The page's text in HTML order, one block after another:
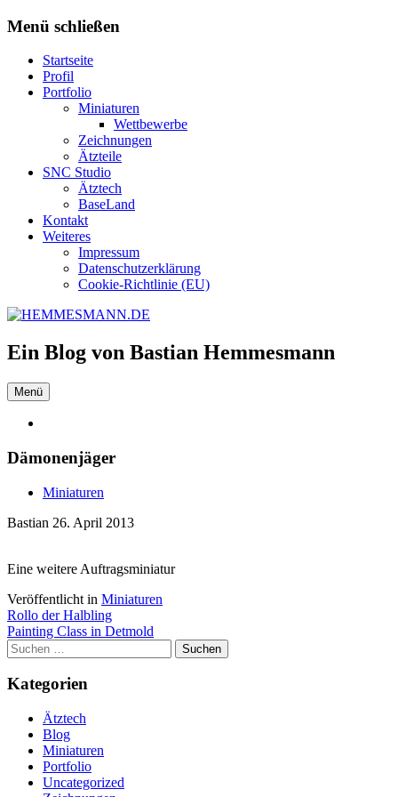
Zum
springen
Menü schließen
Startseite
Profil
Portfolio
Miniaturen
Wettbewerbe
Zeichnungen
Ätzteile
SNC Studio
Ätztech
BaseLand
Kontakt
Weiteres
Impressum
Datenschutzerklärung
Cookie-Richtlinie (EU)
Ein Blog von Bastian Hemmesmann
Menü
Dämonenjäger
Miniaturen
Bastian 26. April 2013
Eine weitere Auftragsminiatur
Veröffentlicht in Miniaturen
Artikel-
Navigation
Rollo der Halbling
Painting Class in Detmold
Suchen
nach:
Kategorien
Ätztech
Blog
Miniaturen
Portfolio
Uncategorized